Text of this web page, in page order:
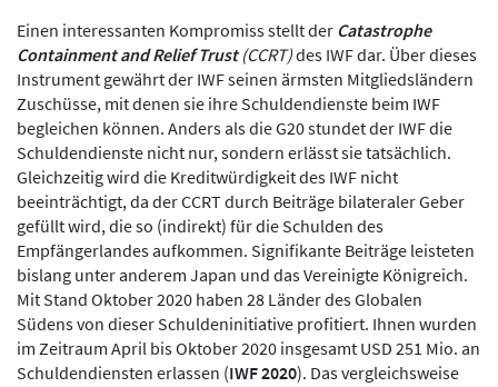
Einen interessanten Kompromiss stellt der Catastrophe
Containment and Relief Trust(CCRT)des IWF dar. Über dieses
Instrument gewährt der IWF seinen ärmsten Mitgliedsländern
Zuschüsse, mit denen sie ihre Schuldendienste beim IWF
begleichen können. Anders als die G20 stundet der IWF die
Schuldendienste nicht nur, sondern erlässt sie tatsächlich.
Gleichzeitig wird die Kreditwürdigkeit des IWF nicht
beeinträchtigt, da der CCRT durch Beiträge bilateraler Geber
gefüllt wird, die so (indirekt) für die Schulden des
Empfängerlandes aufkommen. Signifikante Beiträge leisteten
bislang unter anderem Japan und das Vereinigte Königreich.
Mit Stand Oktober 2020 haben 28 Länder des Globalen
Südens von dieser Schuldeninitiative profitiert. Ihnen wurden
im Zeitraum April bis Oktober 2020 insgesamt USD 251 Mio. an
Schuldendiensten erlassen (IWF 2020). Das vergleichsweise